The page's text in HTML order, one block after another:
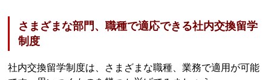
さまざまな部門、職種で適応できる社内交換留学
制度
社内交換留学制度は、さまざまな職種、業務で適用が可能